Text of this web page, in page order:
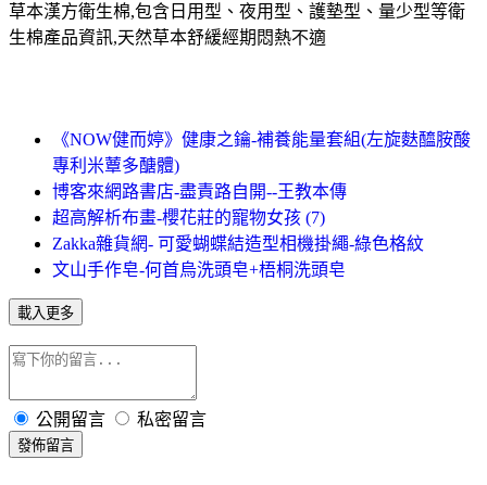
草本漢方衛生棉,包含日用型、夜用型、護墊型、量少型等衛
生棉產品資訊,天然草本舒緩經期悶熱不適
《NOW健而婷》健康之鑰-補養能量套組(左旋麩醯胺酸
專利米蕈多醣體)
博客來網路書店-盡責路自開--王教本傳
超高解析布畫-櫻花莊的寵物女孩 (7)
Zakka雜貨網- 可愛蝴蝶結造型相機掛繩-綠色格紋
文山手作皂-何首烏洗頭皂+梧桐洗頭皂
載入更多
公開留言 私密留言
發佈留言